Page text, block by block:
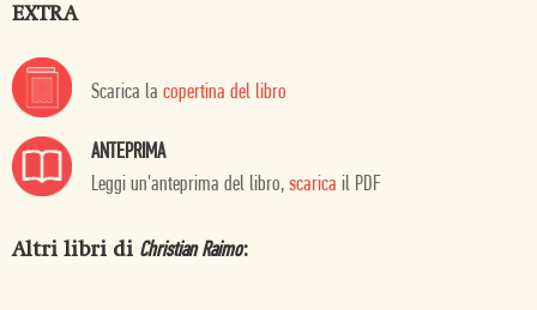
EXTRA
Scarica la copertina del libro
ANTEPRIMA
Leggi un'anteprima del libro, scarica il PDF
Altri libri di Christian Raimo: